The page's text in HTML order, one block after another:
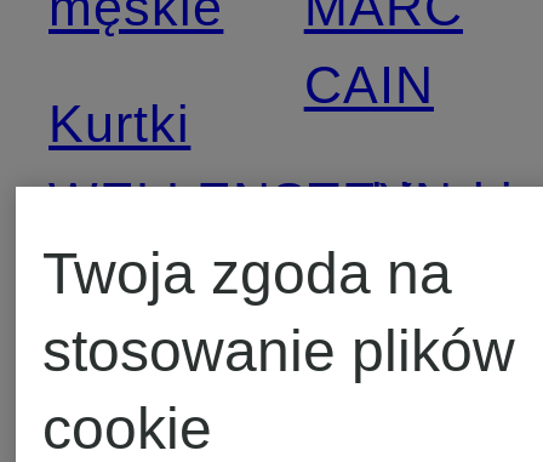
Kurtki
WELLENSTEYN
damskie
Kurtki
CAIN
Sukienki
RIANI
Sukienki
Twoja zgoda na
stosowanie plików
cookie